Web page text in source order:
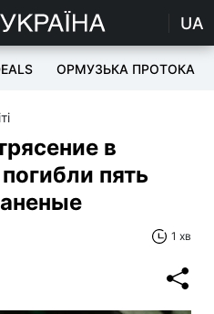
UA
ОРМУЗЬКА ПРОТОКА
в
пять
1 хв